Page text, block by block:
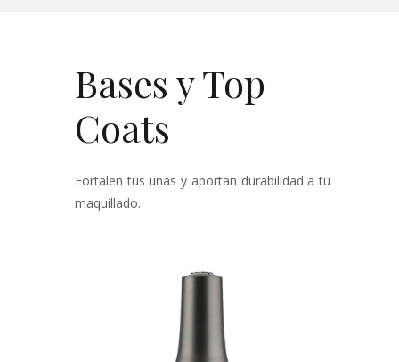
Colecciones
Tutoriales
Bases y Top
Coats
Fortalen tus uñas y aportan durabilidad a tu
maquillado.